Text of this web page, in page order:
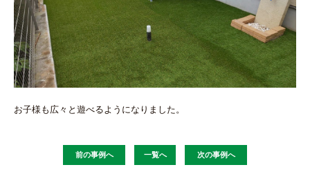
お子様も広々と遊べるようになりました。
前の事例へ 一覧へ 次の事例へ